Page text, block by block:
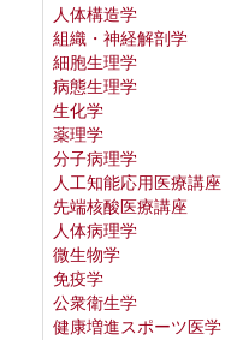
人体構造学
組織・神経解剖学
細胞生理学
病態生理学
生化学
薬理学
分子病理学
人工知能応用医療講座
先端核酸医療講座
人体病理学
微生物学
免疫学
公衆衛生学
健康増進スポーツ医学